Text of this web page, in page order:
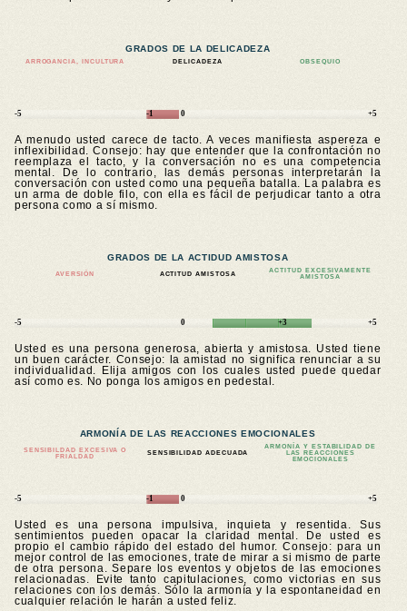
GRADOS DE LA DELICADEZA
ARROGANCIA, INCULTURA DELICADEZA OBSEQUIO
-5 -1 0 +5
A menudo usted carece de tacto. A veces manifiesta aspereza e
inflexibilidad. Consejo: hay que entender que la confrontación no
reemplaza el tacto, y la conversación no es una competencia
mental. De lo contrario, las demás personas interpretarán la
conversación con usted como una pequeña batalla. La palabra es
un arma de doble filo, con ella es fácil de perjudicar tanto a otra
persona como a sí mismo.
GRADOS DE LA ACTIDUD AMISTOSA
AVERSIÓN ACTITUD AMISTOSA
ACTITUD EXCESIVAMENTE
AMISTOSA
-5 0 +3 +5
Usted es una persona generosa, abierta y amistosa. Usted tiene
un buen carácter. Consejo: la amistad no significa renunciar a su
individualidad. Elija amigos con los cuales usted puede quedar
así como es. No ponga los amigos en pedestal.
ARMONÍA DE LAS REACCIONES EMOCIONALES
SENSIBILDAD EXCESIVA O
FRIALDAD
SENSIBILIDAD ADECUADA
ARMONÍA Y ESTABILIDAD DE
LAS REACCIONES
EMOCIONALES
-5 -1 0 +5
Usted es una persona impulsiva, inquieta y resentida. Sus
sentimientos pueden opacar la claridad mental. De usted es
propio el cambio rápido del estado del humor. Consejo: para un
mejor control de las emociones, trate de mirar a si mismo de parte
de otra persona. Separe los eventos y objetos de las emociones
relacionadas. Evite tanto capitulaciones, como victorias en sus
relaciones con los demás. Sólo la armonía y la espontaneidad en
cualquier relación le harán a usted feliz.